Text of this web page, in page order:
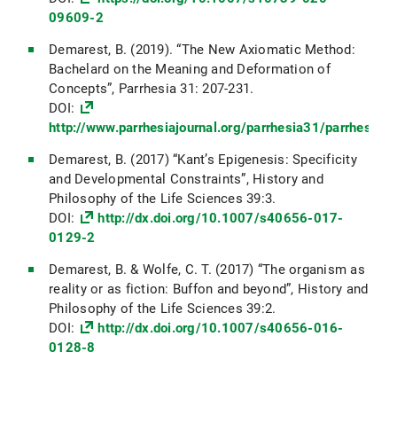
09609-2
Demarest, B. (2019). “The New Axiomatic Method:
Bachelard on the Meaning and Deformation of
Concepts”, Parrhesia 31: 207-231.
DOI:
http://www.parrhesiajournal.org/parrhesia31/
Demarest, B. (2017) “Kant’s Epigenesis: Specificity
and Developmental Constraints”, History and
Philosophy of the Life Sciences 39:3.
DOI:
http://dx.doi.org/10.1007/s40656-017-
0129-2
Demarest, B. & Wolfe, C. T. (2017) “The organism as
reality or as fiction: Buffon and beyond”, History and
Philosophy of the Life Sciences 39:2.
DOI:
http://dx.doi.org/10.1007/s40656-016-
0128-8